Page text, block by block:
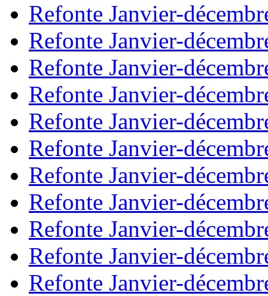
Refonte Janvier-
Refonte Janvier-
Refonte Janvier-
Refonte Janvier-
Refonte Janvier-
Refonte Janvier-
Refonte Janvier-
Refonte Janvier-
Refonte Janvier-
Refonte Janvier-
Refonte Janvier-